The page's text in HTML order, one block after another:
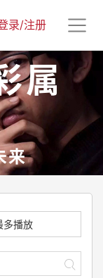
录/注册
属
来
多播放